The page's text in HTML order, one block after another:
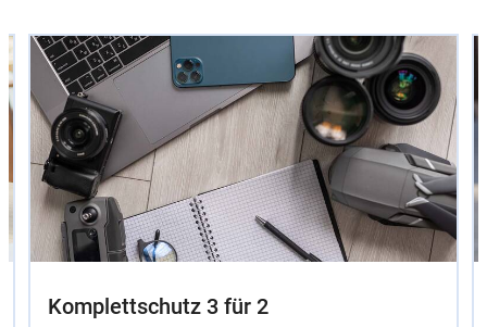
Slider
Instructions
Komplettschutz 3 für 2